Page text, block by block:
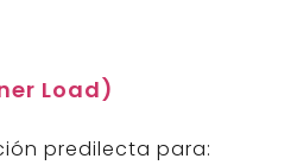
Load)
predilecta para: